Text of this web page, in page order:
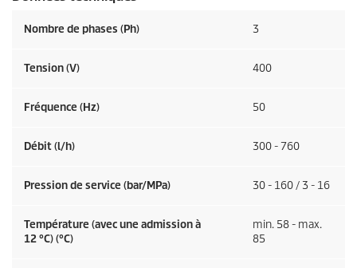
Nombre de phases (Ph) 3
Tension (V) 400
Fréquence (Hz) 50
Débit (l/h) 300 - 760
Pression de service (bar/MPa) 30 - 160 / 3 - 16
Température (avec une admission à
12 °C) (°C)
min. 58 - max.
85